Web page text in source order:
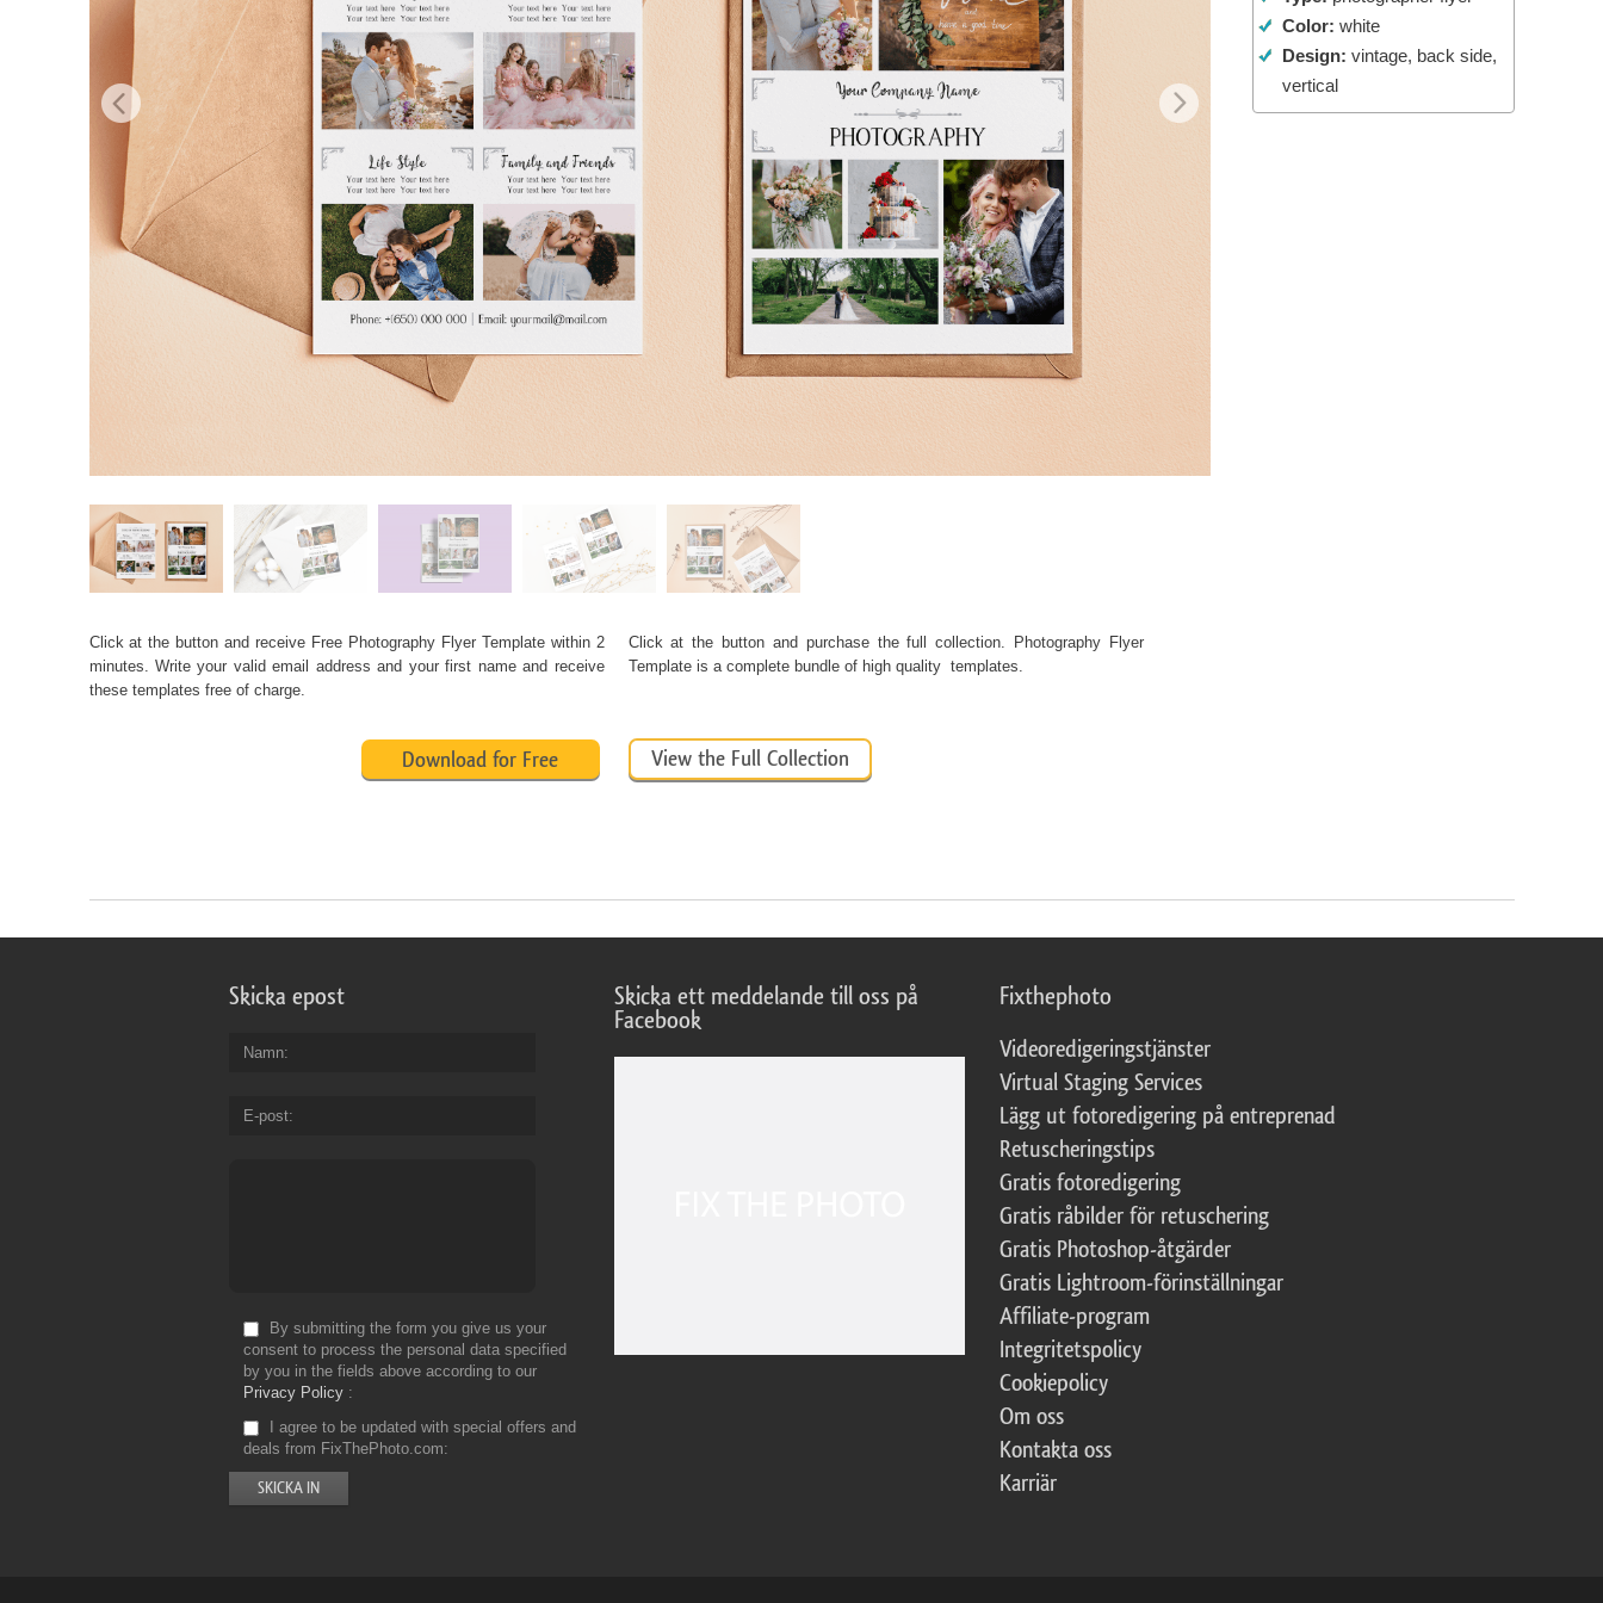
Produktfotoredigering Fotoredigering av smycken AI-träningsdata Video Editing ServicesColor: white
Design: vintage, back side,
vertical
Click at the button and receive Free Photography Flyer Templatewithin 2
minutes. Write your valid email address and your first name and receive
these templates free of charge.
Click at the button and purchase the full collection. Photography Flyer
Template is a complete bundle of high quality templates.
Download for Free View the Full Collection
Skicka epost
Namn
E-post
By submitting the form you give us your
consent to process the personal data specified
by you in the fields above according to our
Privacy Policy
I agree to be updated with special offers and
deals from FixThePhoto.com
Skicka ett meddelande till oss på
Facebook
Fixthephoto
Videoredigeringstjänster
Virtual Staging Services
Lägg ut fotoredigering på entreprenad
Retuscheringstips
Gratis fotoredigering
Gratis råbilder för retuschering
Gratis Photoshop-åtgärder
Gratis Lightroom-förinställningar
Affiliate-program
Integritetspolicy
Cookiepolicy
Om oss
Kontakta oss
Karriär